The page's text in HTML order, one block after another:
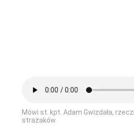
Mówi st. kpt. Adam Gwizdała,
strażaków.